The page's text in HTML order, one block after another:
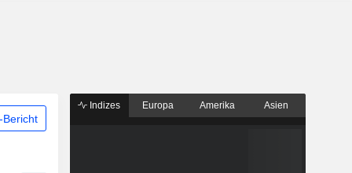
Bericht
Indizes Europa Amerika Asien